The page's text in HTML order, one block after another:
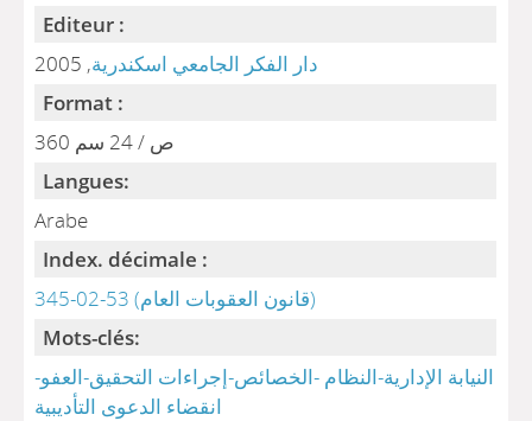
Editeur :
دار الفكر الجامعي اسكندرية, 2005
Format :
360 ص / 24 سم
Langues:
Arabe
Index. décimale :
345-02-53 (قانون العقوبات العام)
Mots-clés:
النيابة الإدارية-النظام -الخصائص-إجراءات التحقيق-العفو-
انقضاء الدعوى التأديبية